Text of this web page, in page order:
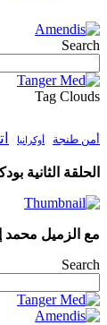
Search
Tag Clouds
أمن طنجة أوكرانيا
الحلقة الثانية
مع الزميل محمد
Search